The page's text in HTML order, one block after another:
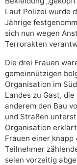
Laut Polizei wurde
Jährige
sich nun wegen
Terrorakten
Die drei Frauen
gemeinnützigen
Organisation im
Landes zu Gast,
anderem den Bau
und Straßen
Organisation
Frauen einer knapp
Teilnehmer
seien vorzeitig